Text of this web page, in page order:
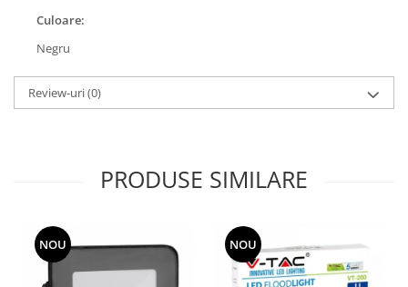
Culoare:
Negru
Review-uri(0)
PRODUSE SIMILARE
NOU NOU